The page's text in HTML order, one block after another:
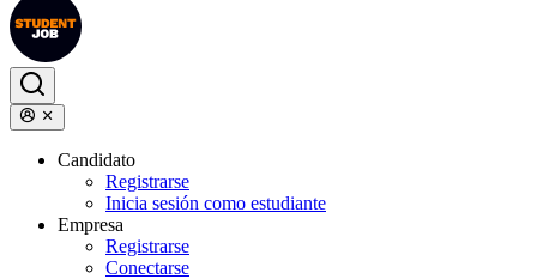
Candidato
Registrarse
Inicia sesión como estudiante
Empresa
Registrarse
Conectarse